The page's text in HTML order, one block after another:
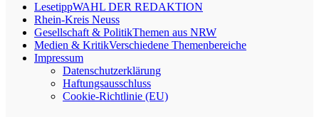
LesetippWAHL DER REDAKTION
Rhein-Kreis Neuss
Gesellschaft & PolitikThemen aus NRW
Medien & KritikVerschiedene Themenbereiche
Impressum
Datenschutzerklärung
Haftungsausschluss
Cookie-Richtlinie (EU)